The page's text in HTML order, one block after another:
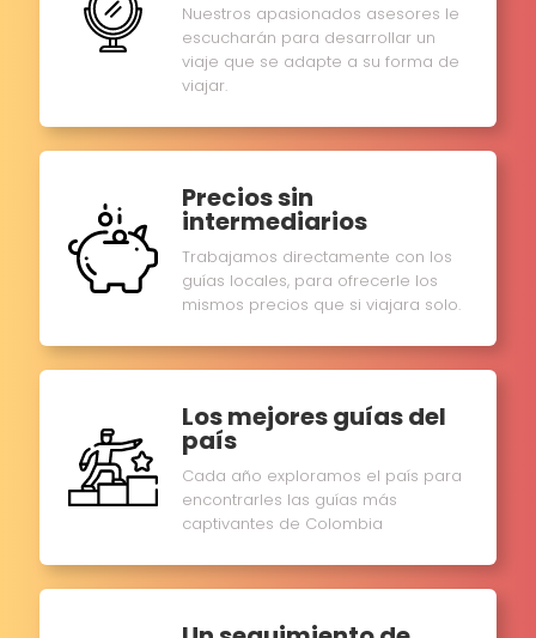
Nuestros apasionados asesores le
escucharán para desarrollar un
viaje que se adapte a su forma de
viajar.
Precios sin
intermediarios
Trabajamos directamente con los
guías locales, para ofrecerle los
mismos precios que si viajara solo.
Los mejores guías del
país
Cada año exploramos el país para
encontrarles las guías más
captivantes de Colombia